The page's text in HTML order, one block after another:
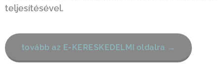
teljesítésével.
tovább az E-KERESKEDELMI oldalra →
FOGY